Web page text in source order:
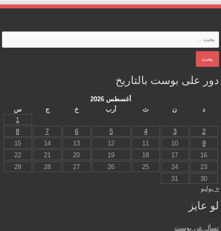
دور على بوست بالتاريخ
أغسطس 2026
د
ن ث أرب خ ج
س
1
2
3
4
5
6
7
8
9
10
11
12
13
14
15
16
17
18
19
20
21
22
23
24
25
26
27
28
29
30
31
« يوليو
لو عايز
تسأل عن بوست